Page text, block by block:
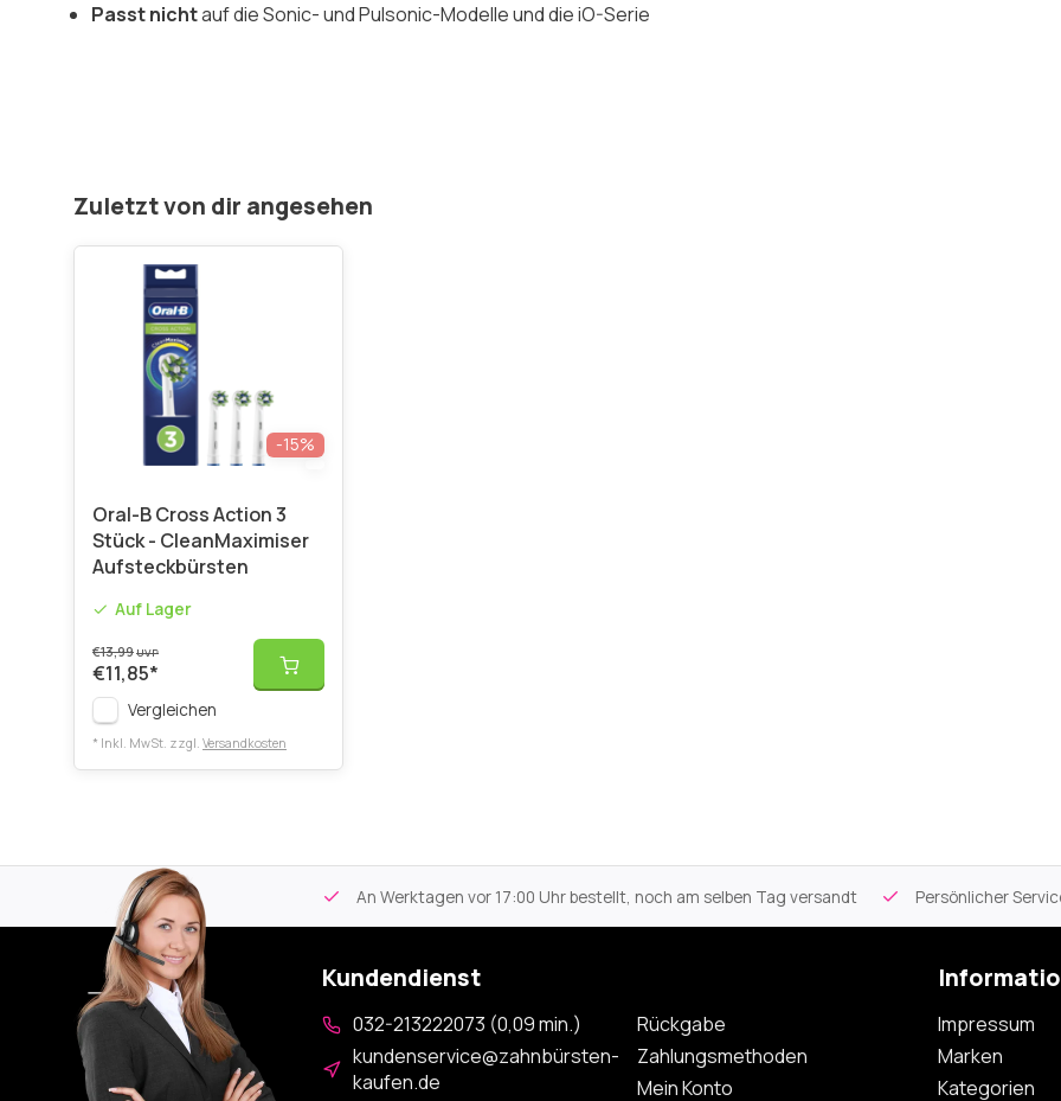
Passt nichtauf die Sonic- und Pulsonic-Modelle und die iO-Serie
Zuletzt von dir angesehen
-15%
Oral-B Cross Action 3
Stück - CleanMaximiser
Aufsteckbürsten
Auf Lager
€13,99UVP
€11,85*
Vergleichen
* Inkl. MwSt. zzgl. Versandkosten
Kostenloser Versand An Werktagen vor 17:00 Uhr bestellt, noch am selben Tag versandt Persönlicher
Kundendienst
032-213222073 (0,09 min.)
kundenservice@zahnbürsten-
kaufen.de
Rückgabe
Zahlungsmethoden
Mein Konto
Impressum
Marken
Kategorien